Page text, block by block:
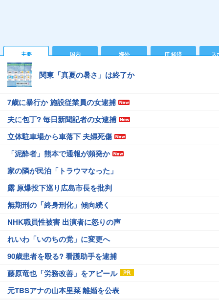
主要 国内 海外 IT 経済 ス
関東「真夏の暑さ」は終了か
7歳に暴行か 施設従業員の女逮捕
夫に包丁? 毎日新聞記者の女逮捕
立体駐車場から車落下 夫婦死傷
「泥酔者」熊本で通報が頻発か
家の隣が民泊「トラウマなった」
露 原爆投下巡り広島市長を批判
無期刑の「終身刑化」傾向続く
NHK職員性被害 出演者に怒りの声
れいわ「いのちの党」に変更へ
90歳患者を殴る? 看護助手を逮捕
藤原竜也「労務改善」をアピール
元TBSアナの山本里菜 離婚を公表